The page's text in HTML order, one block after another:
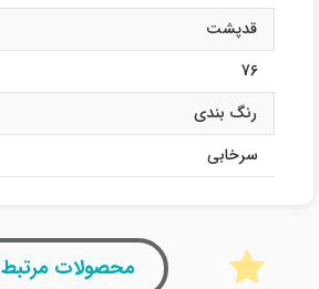
قدپشت
76
رنگ بندی
سرخابی
محصولات مرتبط